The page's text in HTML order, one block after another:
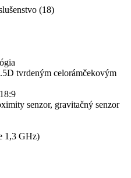
tvrdeným celorámčekovým
senzor, gravitačný senzor
GHz)